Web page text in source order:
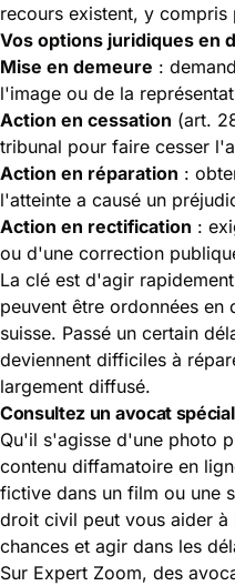
recours existent, y
Vos options juridiques en
Mise en demeure :
l'image ou de la
Action en cessation (art.
tribunal pour faire cesser
Action en réparation :
l'atteinte a causé un
Action en rectification :
ou d'une correction
La clé est d'agir
peuvent être ordonnées en
suisse. Passé un certain
deviennent difficiles à
largement diffusé.
Consultez un avocat
Qu'il s'agisse d'une photo
contenu diffamatoire en
fictive dans un film ou une
droit civil peut vous aider
chances et agir dans les
Sur Expert Zoom, des